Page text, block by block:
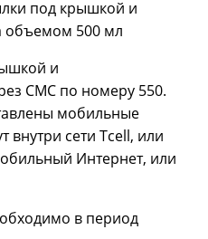
под крышкой и
объемом 500 мл
и
СМС по номеру 550.
мобильные
внутри сети Tcell, или
Интернет, или
в период